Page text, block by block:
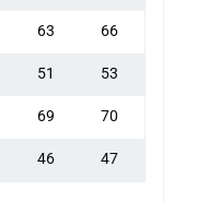
63 66
51 53
69 70
46 47